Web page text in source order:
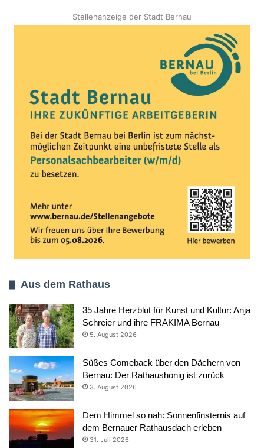
Stellenanzeige der Stadt Bernau
Aus dem Rathaus
35 Jahre Herzblut für Kunst und Kultur: Anja
Schreier und ihre FRAKIMA Bernau
5. August 2026
Süßes Comeback über den Dächern von
Bernau: Der Rathaushonig ist zurück
3. August 2026
Dem Himmel so nah: Sonnenfinsternis auf
dem Bernauer Rathausdach erleben
31. Juli 2026